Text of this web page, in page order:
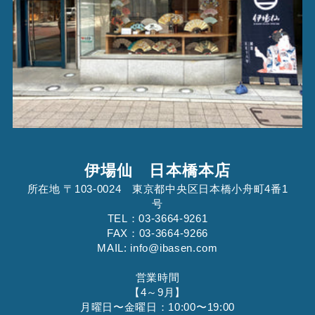
伊場仙 日本橋本店
所在地 〒103-0024 東京都中央区日本橋小舟町4番1
号
TEL：03-3664-9261
FAX：03-3664-9266
MAIL: info@ibasen.com
営業時間
【4～9月】
月曜日〜金曜日：10:00〜19:00